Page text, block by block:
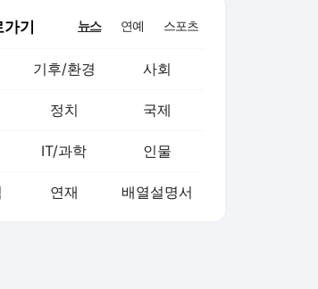
기 뉴스 연예 스포츠
기후/환경 사회
정치 국제
IT/과학 인물
연재 배열설명서